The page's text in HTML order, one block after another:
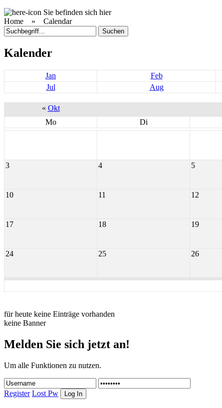
Sie befinden sich hier
Home » Calendar
Kalender
Jan Feb
Jul
Aug
« Okt
Mo
Di
3 4 5
10 11 12
17 18 19
24 25 26
für heute keine Einträge vorhanden
keine Banner
Melden Sie sich jetzt an!
Um alle Funktionen zu nutzen.
Register Lost Pw